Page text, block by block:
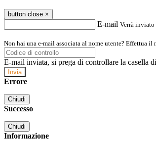
button close ×
E-mail Verrà
Non hai una e-mail associata al nome utente? Effettua il
E-mail inviata, si prega di controllare la casella
Errore
Chiudi
Successo
Chiudi
Informazione